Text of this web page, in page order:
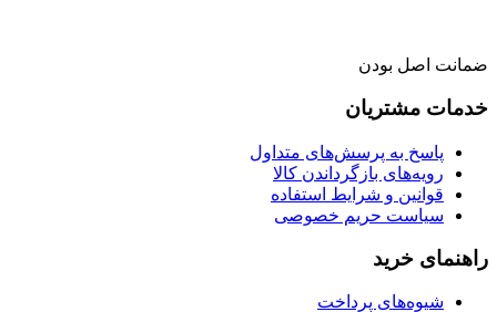
ضمانت اصل بودن
خدمات مشتریان
پاسخ به پرسش‌های متداول
رویه‌های بازگرداندن کالا
قوانین و شرایط استفاده
سیاست حریم خصوصی
راهنمای خرید
شیوه‌های پرداخت